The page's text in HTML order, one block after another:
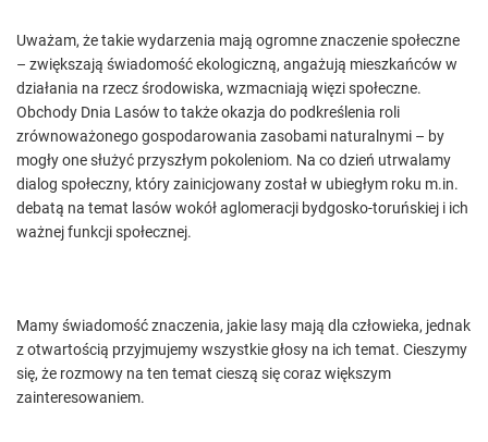
Uważam, że takie wydarzenia mają ogromne znaczenie społeczne
– zwiększają świadomość ekologiczną, angażują mieszkańców w
działania na rzecz środowiska, wzmacniają więzi społeczne.
Obchody Dnia Lasów to także okazja do podkreślenia roli
zrównoważonego gospodarowania zasobami naturalnymi – by
mogły one służyć przyszłym pokoleniom. Na co dzień utrwalamy
dialog społeczny, który zainicjowany został w ubiegłym roku m.in.
debatą na temat lasów wokół aglomeracji bydgosko-toruńskiej i ich
ważnej funkcji społecznej.
Mamy świadomość znaczenia, jakie lasy mają dla człowieka, jednak
z otwartością przyjmujemy wszystkie głosy na ich temat. Cieszymy
się, że rozmowy na ten temat cieszą się coraz większym
zainteresowaniem.